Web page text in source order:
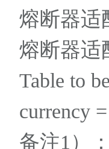
熔断器适
熔断器适
Table to
currency
备注1）